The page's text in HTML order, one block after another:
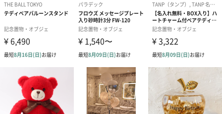
手作りのため形に若干のばらつきがでたり、製法上ガ
ラスに気泡や黒点などが見られる場合がございますこ
とをご了承ください。
成分・原材
料・素材・材
質
本体：硼珪酸ガラス、混合液：水/エタノール/天然樟
脳/塩化アンモニウム/硝酸カリウム
エタノールは、航空危険物に含まれるため航空機に搭
載することができません。そのため離島などの航空便
を使用する地域にお住まいのかたへお届けの場合は、
船便に変更するため1週間前後お届けが遅くなる可能性
がございます。